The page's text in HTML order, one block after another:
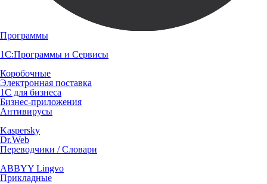
Программы
1С:Программы и Сервисы
Коробочные
Электронная поставка
1С для бизнеса
Бизнес-приложения
Антивирусы
Kaspersky
Dr.Web
Переводчики / Словари
ABBYY Lingvo
Прикладные